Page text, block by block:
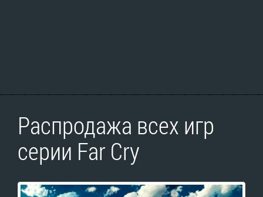
Распродажа всех игр
серии Far Cry